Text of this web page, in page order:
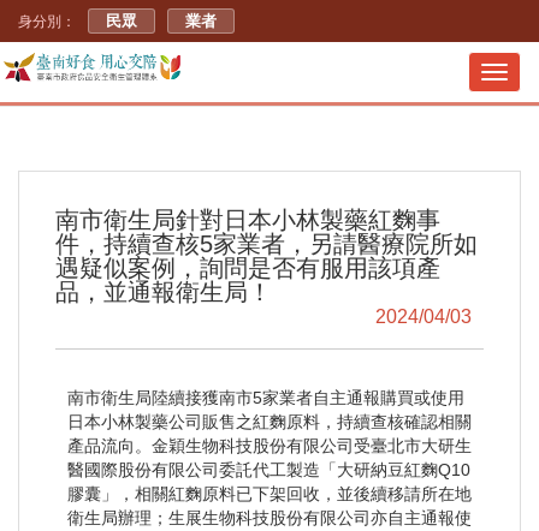
身分別： 民眾 業者
南市衛生局針對日本小林製藥紅麴事
件，持續查核5家業者，另請醫療院所如
遇疑似案例，詢問是否有服用該項產
品，並通報衛生局！
2024/04/03
南市衛生局陸續接獲南市5家業者自主通報購買或使用
日本小林製藥公司販售之紅麴原料，持續查核確認相關
產品流向。金穎生物科技股份有限公司受臺北市大研生
醫國際股份有限公司委託代工製造「大研納豆紅麴Q10
膠囊」，相關紅麴原料已下架回收，並後續移請所在地
衛生局辦理；生展生物科技股份有限公司亦自主通報使